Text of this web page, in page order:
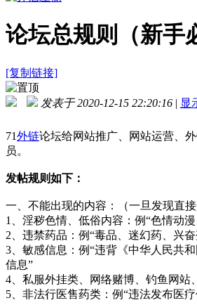
论坛总规则（新手
[复制链接]
发表于 2020-12-15 22:20:16 | 显
71外链论坛给网站推广、网站运营、
员。
发帖规则如下：
一、不能出现的内容：（一旦发现直接
1、淫秽色情、低俗内容：例“色情动
2、违禁药品：例“毒品、迷幻药、兴
3、敏感信息：例“违背《中华人民共
信息”
4、私服外挂类、网络赌博、钓鱼网站
5、非法行医售药类：例“违法发布医